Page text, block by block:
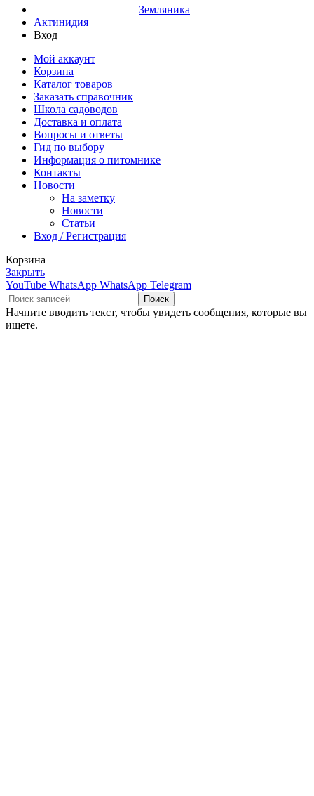
Земляника
Актинидия
Вход
Мой аккаунт
Корзина
Каталог товаров
Заказать справочник
Школа садоводов
Доставка и оплата
Вопросы и ответы
Гид по выбору
Информация о питомнике
Контакты
Новости
На заметку
Новости
Статьи
Вход / Регистрация
Корзина
Закрыть
YouTube WhatsApp WhatsApp Telegram
Поиск
Начните вводить текст, чтобы увидеть сообщения, которые вы
ищете.